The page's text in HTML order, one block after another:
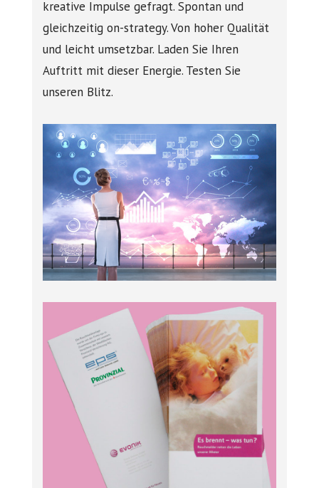
kreative Impulse gefragt. Spontan und
gleichzeitig on-strategy. Von hoher Qualität
und leicht umsetzbar. Laden Sie Ihren
Auftritt mit dieser Energie. Testen Sie
unseren Blitz.